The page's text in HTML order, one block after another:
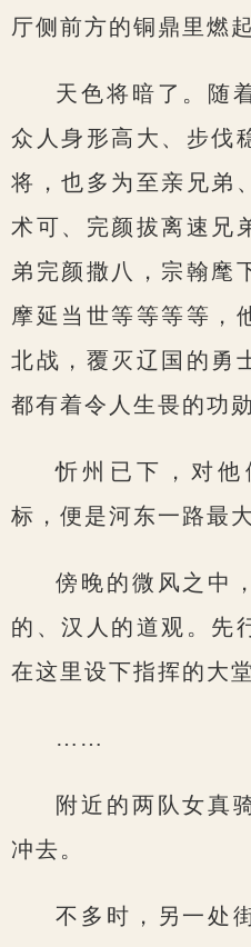
厅侧前方的铜鼎里燃
天色将暗了。随
众人身形高大、步伐
将，也多为至亲兄弟
术可、完颜拔离速兄
弟完颜撒八，宗翰麾
摩延当世等等等等，
北战，覆灭辽国的勇
都有着令人生畏的功
忻州已下，对他
标，便是河东一路最
傍晚的微风之中
的、汉人的道观。先
在这里设下指挥的大堂
……
附近的两队女真
冲去。
不多时，另一处